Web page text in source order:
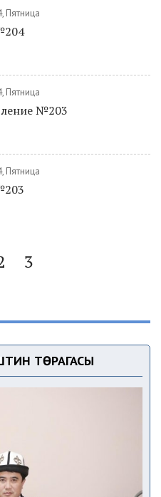
Пятница
Пятница
№203
Пятница
3
ТӨРАГАСЫ